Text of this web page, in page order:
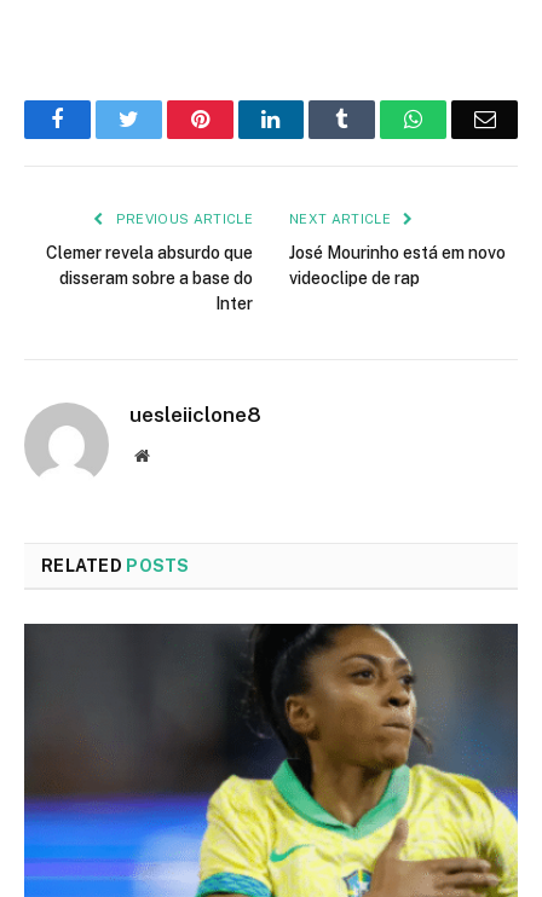
FacebookTwitter PinterestLinkedIn Tumblr WhatsApp
PREVIOUS ARTICLE
Clemer revela absurdo que
disseram sobre a base do
Inter
NEXT ARTICLE
José Mourinho está em novo
videoclipe de rap
uesleiiclone8
Website
RELATED POSTS